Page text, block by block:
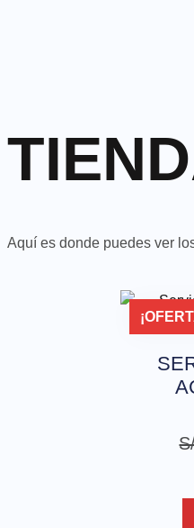
Aquí es donde puedes ver